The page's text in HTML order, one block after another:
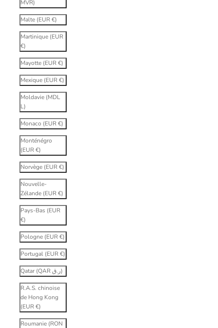
MVR)
Malte (EUR €)
Martinique (EUR
€)
Mayotte (EUR €)
Mexique (EUR €)
Moldavie (MDL
L)
Monaco (EUR €)
Monténégro
(EUR €)
Norvège (EUR €)
Nouvelle-
Zélande (EUR €)
Pays-Bas (EUR
€)
Pologne (EUR €)
Portugal (EUR €)
Qatar (QAR ر.ق)
R.A.S. chinoise
de Hong Kong
(EUR €)
Roumanie (RON